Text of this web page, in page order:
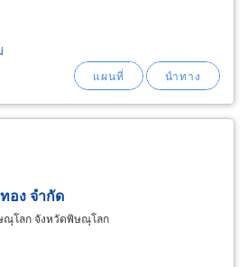
ง จำกัด
ณุโลก จังหวัดพิษณุโลก